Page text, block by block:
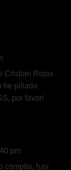
Cristian Rojas
he pillado
por favor!
pm
compita, hay